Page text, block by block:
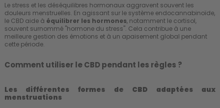
Le stress et les déséquilibres hormonaux aggravent souvent les
douleurs menstruelles. En agissant sur le système endocannabinoïde,
le CBD aide à équilibrer les hormones, notamment le cortisol,
souvent surnommé "hormone du stress". Cela contribue à une
meilleure gestion des émotions et à un apaisement global pendant
cette période.
Comment utiliser le CBD pendant les règles ?
Les différentes formes de CBD adaptées aux
menstruations